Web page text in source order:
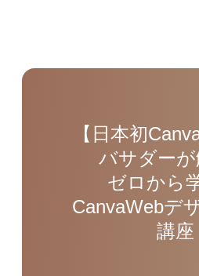
【日本初
バサダーが
ゼロから
CanvaWebデ
講座